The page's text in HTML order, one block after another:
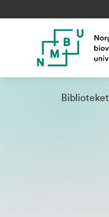
Biblioteket